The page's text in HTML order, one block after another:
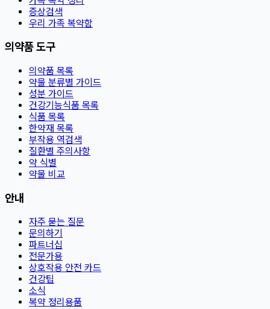
증상검색
우리 가족 복약함
의약품 도구
의약품 목록
약물 분류별 가이드
성분 가이드
건강기능식품 목록
식품 목록
한약재 목록
부작용 역검색
질환별 주의사항
약 식별
약물 비교
안내
자주 묻는 질문
문의하기
파트너십
전문가용
상호작용 안전 카드
건강팁
소식
복약 정리용품